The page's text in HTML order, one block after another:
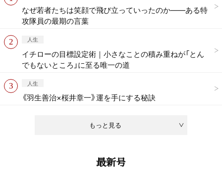
もっと見る
なぜ若者たちは笑顔で飛び立っていったのか——ある特
攻隊員の最期の言葉
人生
イチローの目標設定術｜小さなことの積み重ねが「とん
でもないところ」に至る唯一の道
人生
《羽生善治×桜井章一》運を手にする秘訣
最新号